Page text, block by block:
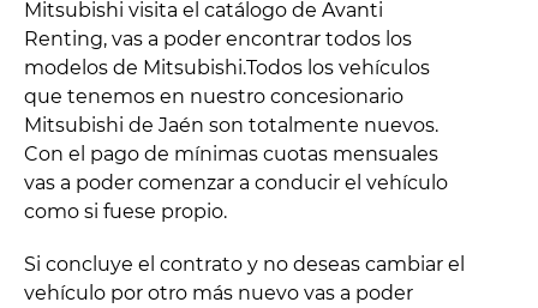
Mitsubishi visita el catálogo de Avanti
Renting, vas a poder encontrar todos los
modelos de Mitsubishi.Todos los vehículos
que tenemos en nuestro concesionario
Mitsubishi de Jaén son totalmente nuevos.
Con el pago de mínimas cuotas mensuales
vas a poder comenzar a conducir el vehículo
como si fuese propio.
Si concluye el contrato y no deseas cambiar el
vehículo por otro más nuevo vas a poder